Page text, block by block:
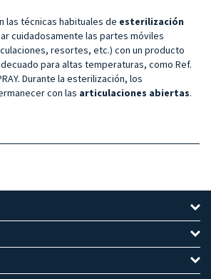
las técnicas habituales de esterilización
cuidadosamente las partes móviles
resortes, etc.) con un producto
para altas temperaturas, como Ref.
Durante la esterilización, los
con las articulaciones abiertas.